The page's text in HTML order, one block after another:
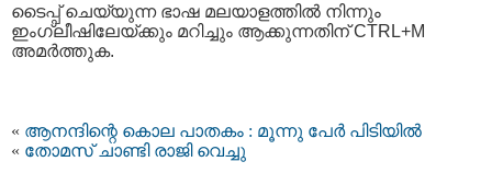
ടൈപ്പ്‌ ചെയ്യുന്ന ഭാഷ മലയാളത്തില്‍ നിന്നും
ഇംഗ്ലീഷിലേയ്ക്കും മറിച്ചും ആക്കുന്നതിന് CTRL+M
അമര്‍ത്തുക.
« ആനന്ദിന്റെ കൊല പാതകം : മൂന്നു പേര്‍ പിടിയില്‍
« തോമസ് ചാണ്ടി രാജി വെച്ചു